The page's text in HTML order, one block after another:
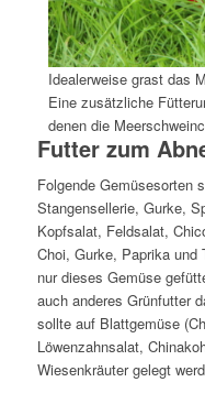
Idealerweise grast das
Eine zusätzliche
denen die
Futter zum
Folgende Gemüsesorten
Stangensellerie, Gurke,
Kopfsalat, Feldsalat,
Choi, Gurke, Paprika und
nur dieses Gemüse
auch anderes Grünfutter
sollte auf Blattgemüse
Löwenzahnsalat,
Wiesenkräuter gelegt